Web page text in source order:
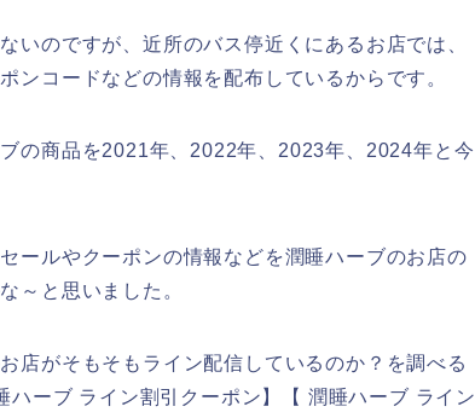
いのですが、近所のバス停近くにあるお店では、
ンコードなどの情報を配布しているからです。
の商品を2021年、2022年、2023年、2024年と今
ールやクーポンの情報などを潤睡ハーブのお店の
～と思いました。
店がそもそもライン配信しているのか？を調べる
ーブ ライン割引クーポン】【 潤睡ハーブ ライン